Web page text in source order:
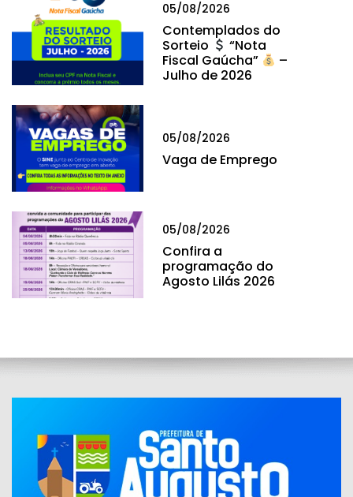
05/08/2026
Contemplados do
Sorteio
“Nota
Fiscal Gaúcha”
–
Julho de 2026
05/08/2026
Vaga de Emprego
05/08/2026
Confira a
programação do
Agosto Lilás 2026